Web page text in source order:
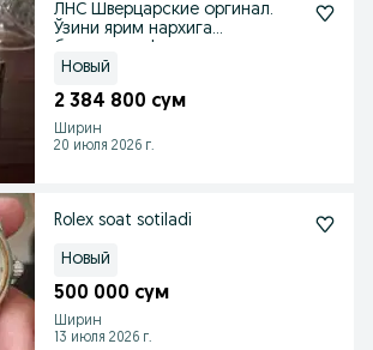
ЛНС Шверцарские оргинал.
Ўзини ярим нархига
Новый
2 384 800 сум
Ширин
20 июля 2026 г.
Rolex soat sotiladi
Новый
500 000 сум
Ширин
13 июля 2026 г.